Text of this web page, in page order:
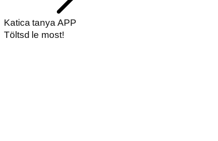
Katica tanya APP
Töltsd le most!